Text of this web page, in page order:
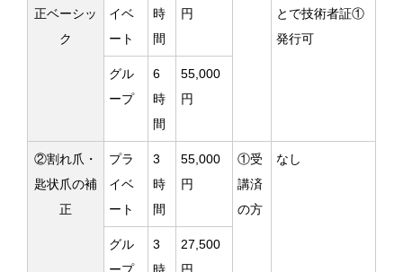
正ベーシッ
ク
イベ
ート
時
間
円
とで技術者証①
発行可
グル
ープ
6
時
間
55,000
円
②割れ爪・
匙状爪の補
正
プラ
イベ
ート
3
時
間
55,000
円
①受
講済
の方
なし
グル
3
27,500